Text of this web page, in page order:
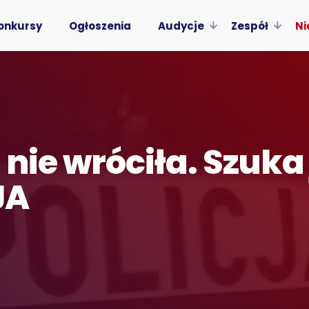
Ogłoszenia Audycje Zespół
wróciła.